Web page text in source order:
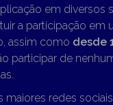
em diversos
a participação
assim como desde
participar de
maiores redes